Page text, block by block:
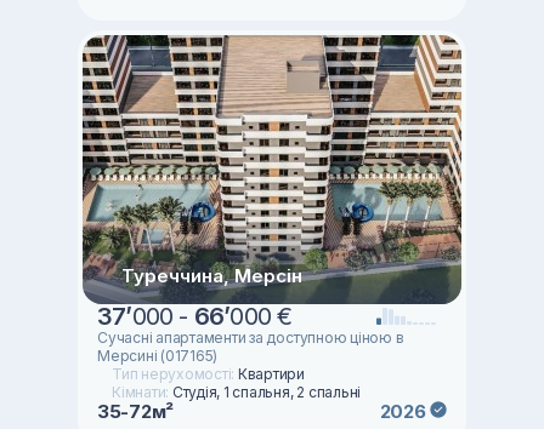
Туреччина, Мерсін
37’000 - 66’000 €
Сучасні апартаменти за доступною ціною в
Мерсині (017165)
Тип нерухомості: Квартири
Кімнати: Студія, 1 спальня, 2 спальні
35-72м² 2026